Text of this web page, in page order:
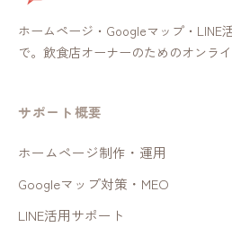
ホームページ・Googleマップ・LINE
で。飲食店オーナーのためのオンラ
サポート概要
ホームページ制作・運用
Googleマップ対策・MEO
LINE活用サポート